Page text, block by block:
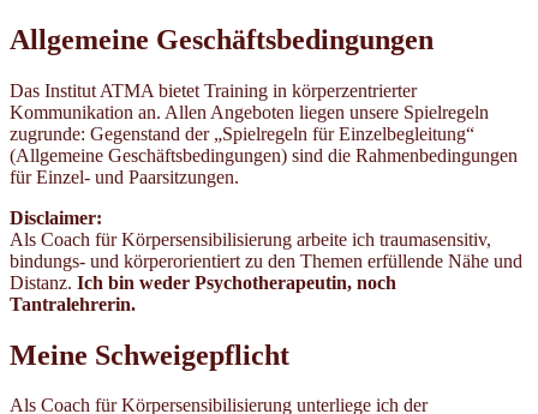
Allgemeine Geschäftsbedingungen
Das Institut ATMA bietet Training in körperzentrierter
Kommunikation an. Allen Angeboten liegen unsere Spielregeln
zugrunde: Gegenstand der „Spielregeln für Einzelbegleitung“
(Allgemeine Geschäftsbedingungen) sind die Rahmenbedingungen
für Einzel- und Paarsitzungen.
Disclaimer:
Als Coach für Körpersensibilisierung arbeite ich traumasensitiv,
bindungs- und körperorientiert zu den Themen erfüllende Nähe und
Distanz. Ich bin weder Psychotherapeutin, noch
Tantralehrerin.
Meine Schweigepflicht
Als Coach für Körpersensibilisierung unterliege ich der